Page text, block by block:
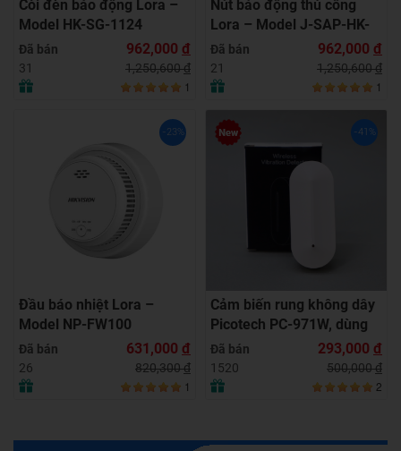
Còi đèn báo động Lora –
Model HK-SG-1124
Đã bán
31
962,000 đ
1,250,600đ
1
Nút báo động thủ công
Lora – Model J-SAP-HK-
1104
Đã bán
21
962,000 đ
1,250,600đ
1
-23%
Đầu báo nhiệt Lora –
Model NP-FW100
Đã bán
26
631,000 đ
820,300đ
1
-41%
Cảm biến rung không dây
Picotech PC-971W, dùng
cho nhà riêng, tiệm vàng,
ATM
Đã bán
1520
293,000 đ
500,000đ
2